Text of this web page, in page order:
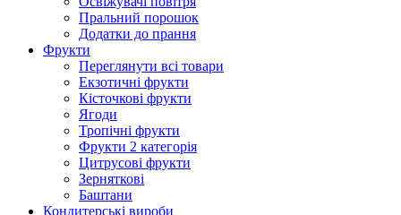
Пральний порошок
Додатки до прання
Фрукти
Переглянути всі товари
Екзoтичні фрукти
Кісточкові фрукти
Ягоди
Тропічні фрукти
Фрукти 2 категорія
Цитрусові фрукти
Зерняткові
Баштани
Кондитерські вироби